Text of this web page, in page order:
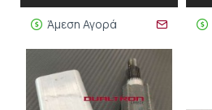
Άμεση Αγορά